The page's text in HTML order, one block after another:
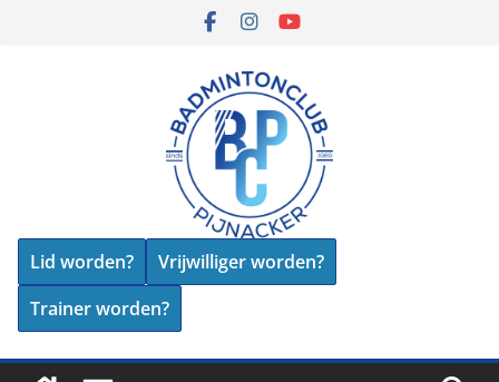
Lid worden?
Vrijwilliger worden?
Trainer worden?